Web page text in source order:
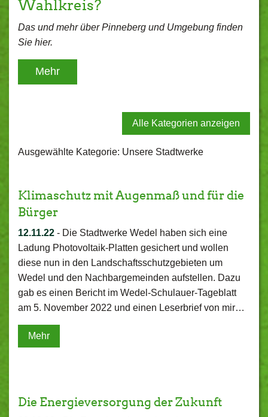
Wahlkreis?
Das und mehr über Pinneberg und Umgebung finden
Sie hier.
Mehr
Alle Kategorien anzeigen
Ausgewählte Kategorie: Unsere Stadtwerke
Klimaschutz mit Augenmaß und für die
Bürger
12.11.22 - Die Stadtwerke Wedel haben sich eine
Ladung Photovoltaik-Platten gesichert und wollen
diese nun in den Landschaftsschutzgebieten um
Wedel und den Nachbargemeinden aufstellen. Dazu
gab es einen Bericht im Wedel-Schulauer-Tageblatt
am 5. November 2022 und einen Leserbrief von mir…
Mehr
Die Energieversorgung der Zukunft